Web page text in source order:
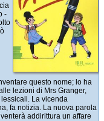
-
questo nome; lo ha
lezioni di Mrs Granger,
La vicenda
fa notizia. La nuova parola
addirittura un affare